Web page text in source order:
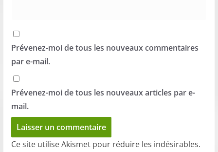
Prévenez-moi de tous les nouveaux commentaires
par e-mail.
Prévenez-moi de tous les nouveaux articles par e-
mail.
Ce site utilise Akismet pour réduire les indésirables.